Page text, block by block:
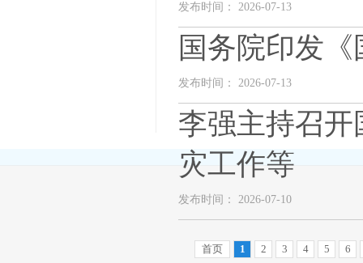
发布时间： 2026-07-13
国务院印发
发布时间： 2026-07-13
李强主持召
灾工作等
发布时间： 2026-07-10
首页 1 2 3 4 5 6